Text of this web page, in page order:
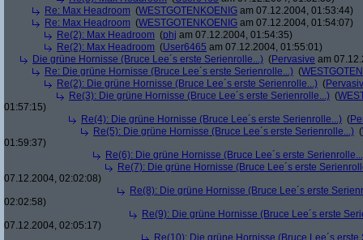
Re: Max Headroom (WESTGOTENKOENIG am 07.12.2004, 01:53:44)
Re: Max Headroom (WESTGOTENKOENIG am 07.12.2004, 01:54:07)
Re(2): Max Headroom (phj am 07.12.2004, 01:54:35)
Re(2): Max Headroom (User6465 am 07.12.2004, 01:55:01)
Die grüne Hornisse (Bruce Lee´s erste Serienrolle...) (Pervasive am
Re: Die grüne Hornisse (Bruce Lee´s erste Serienrolle...) (
Re(2): Die grüne Hornisse (Bruce Lee´s erste Serienrolle...) (
Re(3): Die grüne Hornisse (Bruce Lee´s erste Serienrolle...) (
01:57:15)
Re(4): Die grüne Hornisse (Bruce Lee´s erste Serienrolle...) (
Re(5): Die grüne Hornisse (Bruce Lee´s erste Serienrolle...) (
01:59:37)
Re(6): Die grüne Hornisse (Bruce Lee´s erste
Re(7): Die grüne Hornisse (Bruce Lee´s erste
07.12.2004, 02:02:08)
Re(8): Die grüne Hornisse (Bruce Lee´s erste
02:02:58)
Re(9): Die grüne Hornisse (Bruce Lee´s erste
07.12.2004, 02:05:17)
Re(10): Die grüne Hornisse (Bruce Lee´s erste